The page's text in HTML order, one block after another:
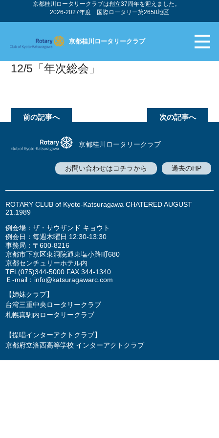
京都桂川ロータリークラブは創立37周年を迎えました。
2026-2027年度 国際ロータリー第2650地区
京都桂川ロータリークラブ
12/5「年次総会」
前の記事へ 次の記事へ
京都桂川ロータリークラブ
過去のHP
お問い合わせはコチラから
ROTARY CLUB of Kyoto-Katsuragawa CHATERED AUGUST
21.1989
例会場：ザ・サウザンド キョウト
例会日：毎週木曜日 12:30-13:30
事務局：〒600-8216
京都市下京区東洞院通東塩小路町680
京都センチュリーホテル内
TEL(075)344-5000 FAX 344-1340
Ｅ-mail： info@katsuragawarc.com
【姉妹クラブ】
台湾三重中央ロータリークラブ
札幌真駒内ロータリークラブ
【提唱インターアクトクラブ】
京都府立洛西高等学校 インターアクトクラブ